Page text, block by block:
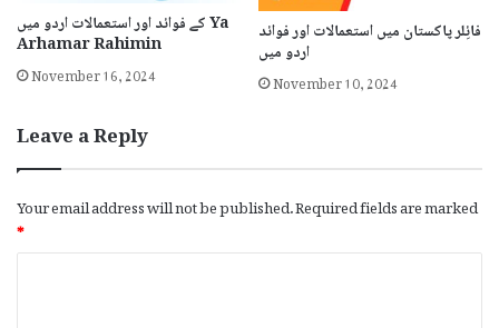
کے فوائد اور استعمالات اردو میں Ya
Arhamar Rahimin
November 16, 2024
فائِلر پاکستان میں استعمالات اور فوائد
اردو میں
November 10, 2024
Leave a Reply
Your email address will not be published.Required fields are marked
*